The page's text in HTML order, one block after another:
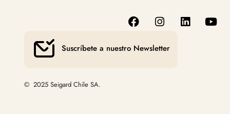
Suscríbete a nuestro Newsletter
© 2025 Seigard Chile SA.